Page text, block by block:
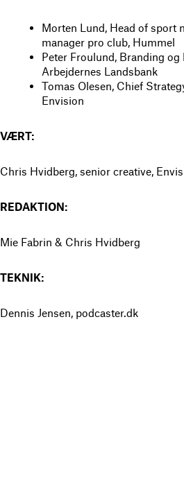
Morten Lund, Head of sport
manager pro club, Hummel
Peter Froulund, Branding
Arbejdernes Landsbank
Tomas Olesen, Chief
Envision
VÆRT:
Chris Hvidberg, senior creative,
REDAKTION:
Mie Fabrin & Chris Hvidberg
TEKNIK:
Dennis Jensen, podcaster.dk